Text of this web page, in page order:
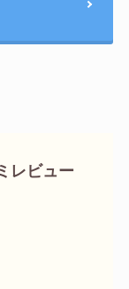
レビュー